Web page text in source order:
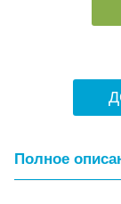
Полное